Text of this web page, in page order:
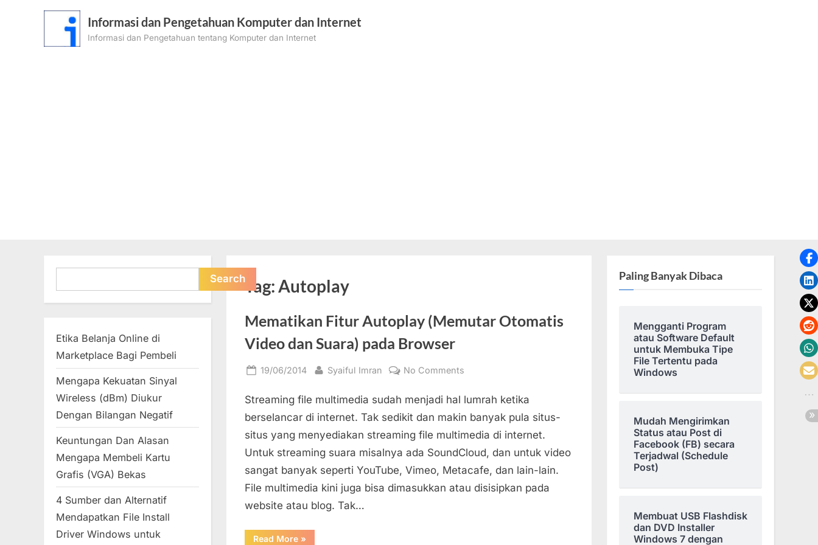
Informasi dan Pengetahuan Komputer dan Internet
Informasi dan Pengetahuan tentang Komputer dan Internet
Tag:Autoplay
Mematikan Fitur Autoplay (Memutar Otomatis
Video dan Suara) pada Browser
Posted
19/06/2014 By
Syaiful Imran No Comments
Fitur
Autoplay
(Memutar
Video
dan
Suara)
Streaming file multimedia sudah menjadi hal lumrah ketika
berselancar di internet. Tak sedikit dan makin banyak pula situs-
situs yang menyediakan streaming file multimedia di internet.
Untuk streaming suara misalnya ada SoundCloud, dan untuk video
sangat banyak seperti YouTube, Vimeo, Metacafe, dan lain-lain.
File multimedia kini juga bisa dimasukkan atau disisipkan pada
website atau blog. Tak…
Read More“Mematikan
»
Search
Etika Belanja Online di
Marketplace Bagi Pembeli
Mengapa Kekuatan Sinyal
Wireless (dBm) Diukur
Dengan Bilangan Negatif
Keuntungan Dan Alasan
Mengapa Membeli Kartu
Grafis (VGA) Bekas
4 Sumber dan Alternatif
Mendapatkan File Install
Driver Windows untuk
Paling Banyak Dibaca
Mengganti Program
atau Software Default
untuk Membuka Tipe
File Tertentu pada
Windows
Mudah Mengirimkan
Status atau Post di
Facebook (FB) secara
Terjadwal (Schedule
Post)
Membuat USB Flashdisk
dan DVD Installer
Windows 7 dengan